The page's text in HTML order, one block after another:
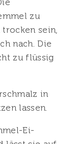
zu
sein,
nach. Die
zu flüssig
in
lassen.
Ei-